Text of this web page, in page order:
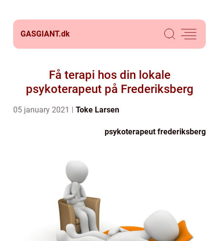
GASGIANT.dk
Få terapi hos din lokale
psykoterapeut på Frederiksberg
05 january 2021 Toke Larsen
psykoterapeut frederiksberg